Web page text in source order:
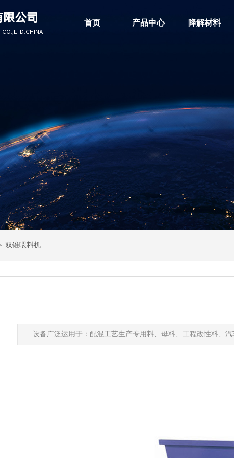
双锥喂料机
设备广泛运用于：配混工艺生产专用料、母料、工程改性料、
首页 产品中心 降解材料
公司
CO.,LTD.CHINA